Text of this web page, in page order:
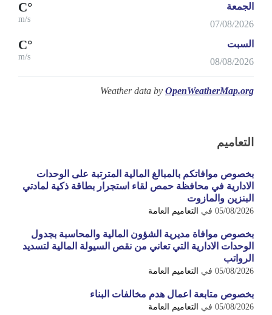
الجمعة
07/08/2026
°C
m/s
السبت
08/08/2026
°C
m/s
Weather data by OpenWeatherMap.org
التعاميم
بخصوص موافاتكم بالمبالغ المالية المترتبة على الوحدات
الادارية في محافظة حمص لقاء استجرار بطاقة ذكية لمادتي
البنزين والمازوت
05/08/2026 في التعاميم العامة
بخصوص موافاة مديرية الشؤون المالية والمحاسبة بجدول
الوحدات الادارية التي تعاني من نقص السيولة المالية لتسديد
الرواتب
05/08/2026 في التعاميم العامة
بخصوص متابعة اعمال هدم مخالفات البناء
05/08/2026 في التعاميم العامة